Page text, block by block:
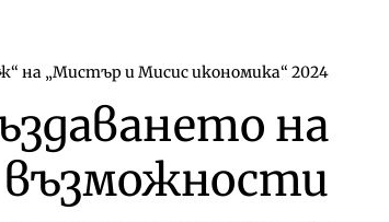
на
възможности
на „Мистър и Мисис икономика“ 2024